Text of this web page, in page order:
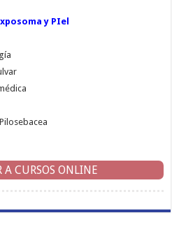
y PIel
A CURSOS ONLINE